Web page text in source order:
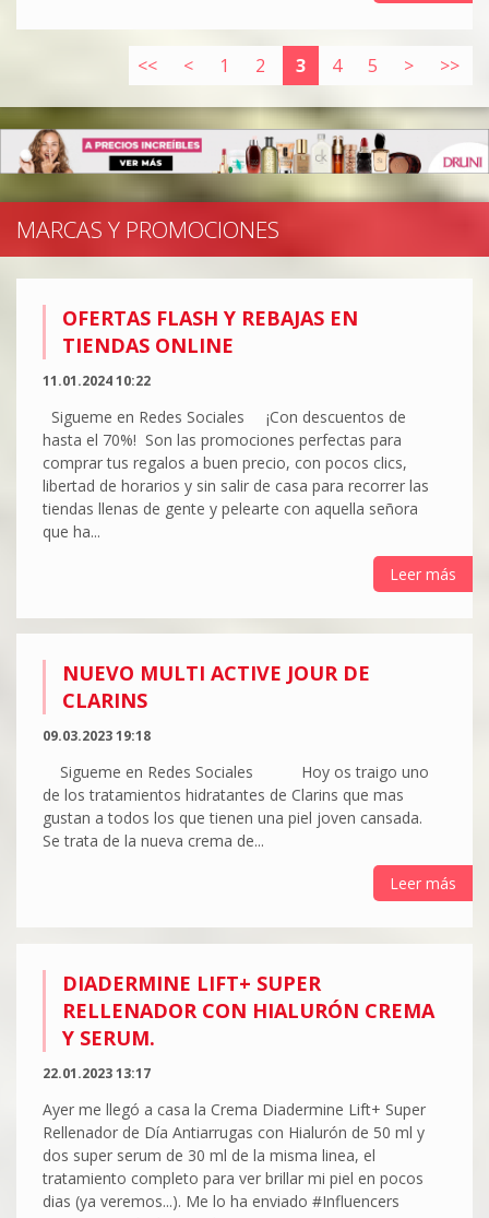
<< < 1 2 3 4 5 > >>
MARCAS Y PROMOCIONES
OFERTAS FLASH Y REBAJAS EN
TIENDAS ONLINE
11.01.2024 10:22
Sigueme en Redes Sociales ¡Con descuentos de
hasta el 70%! Son las promociones perfectas para
comprar tus regalos a buen precio, con pocos clics,
libertad de horarios y sin salir de casa para recorrer las
tiendas llenas de gente y pelearte con aquella señora
que ha...
Leer más
NUEVO MULTI ACTIVE JOUR DE
CLARINS
09.03.2023 19:18
Sigueme en Redes Sociales Hoy os traigo uno
de los tratamientos hidratantes de Clarins que mas
gustan a todos los que tienen una piel joven cansada.
Se trata de la nueva crema de...
Leer más
DIADERMINE LIFT+ SUPER
RELLENADOR CON HIALURÓN CREMA
Y SERUM.
22.01.2023 13:17
Ayer me llegó a casa la Crema Diadermine Lift+ Super
Rellenador de Día Antiarrugas con Hialurón de 50 ml y
dos super serum de 30 ml de la misma linea, el
tratamiento completo para ver brillar mi piel en pocos
dias (ya veremos...). Me lo ha enviado #Influencers